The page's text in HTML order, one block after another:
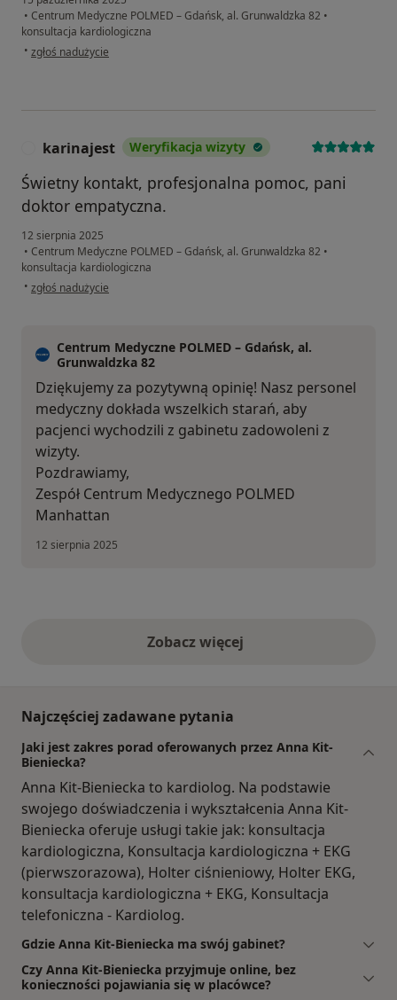
• Centrum Medyczne POLMED – Gdańsk, al. Grunwaldzka 82 •
konsultacja kardiologiczna
• w opinii użytkownika M.M.
zgłoś nadużycie
karinajest Weryfikacja wizyty
Świetny kontakt, profesjonalna pomoc, pani
doktor empatyczna.
12 sierpnia 2025
• Centrum Medyczne POLMED – Gdańsk, al. Grunwaldzka 82 •
konsultacja kardiologiczna
• w opinii użytkownika karinajest
zgłoś nadużycie
Centrum Medyczne POLMED – Gdańsk, al.
Grunwaldzka 82
Dziękujemy za pozytywną opinię! Nasz personel
medyczny dokłada wszelkich starań, aby
pacjenci wychodzili z gabinetu zadowoleni z
wizyty.
Pozdrawiamy,
Zespół Centrum Medycznego POLMED
Manhattan
12 sierpnia 2025
Zobacz więcejopinie powyżej
Najczęściej zadawane pytania
Jaki jest zakres porad oferowanych przez Anna Kit-
Bieniecka?
Anna Kit-Bieniecka to kardiolog. Na podstawie
swojego doświadczenia i wykształcenia Anna Kit-
Bieniecka oferuje usługi takie jak: konsultacja
kardiologiczna, Konsultacja kardiologiczna + EKG
(pierwszorazowa), Holter ciśnieniowy, Holter EKG,
konsultacja kardiologiczna + EKG, Konsultacja
telefoniczna - Kardiolog.
Gdzie Anna Kit-Bieniecka ma swój gabinet?
Czy Anna Kit-Bieniecka przyjmuje online, bez
konieczności pojawiania się w placówce?